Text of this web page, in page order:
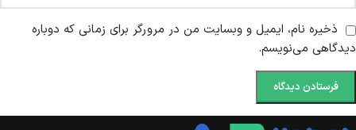
ذخیره نام، ایمیل و وبسایت من در مرورگر برای زمانی که دوباره
دیدگاهی می‌نویسم.